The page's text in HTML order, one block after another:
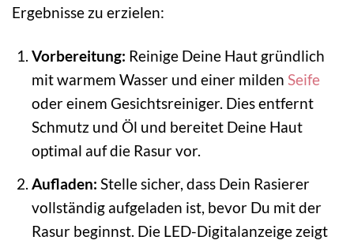
Ergebnisse zu erzielen:
Vorbereitung: Reinige Deine Haut gründlich
mit warmem Wasser und einer milden Seife
oder einem Gesichtsreiniger. Dies entfernt
Schmutz und Öl und bereitet Deine Haut
optimal auf die Rasur vor.
Aufladen: Stelle sicher, dass Dein Rasierer
vollständig aufgeladen ist, bevor Du mit der
Rasur beginnst. Die LED-Digitalanzeige zeigt